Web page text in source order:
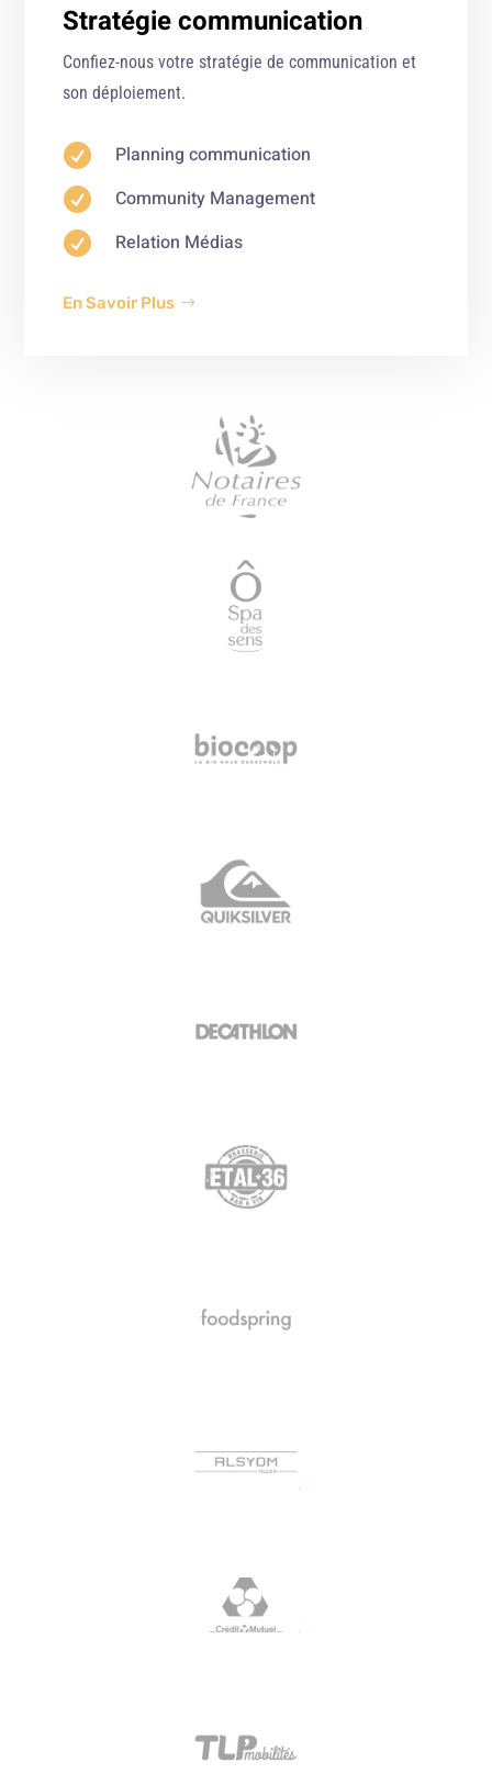
Stratégie communication
Confiez-nous votre stratégie de communication et
son déploiement.
 Planning communication
 Community Management
 Relation Médias
En Savoir Plus